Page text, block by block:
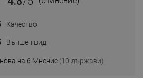
на 6 Мнение (10 държави)
Качество
Външен вид